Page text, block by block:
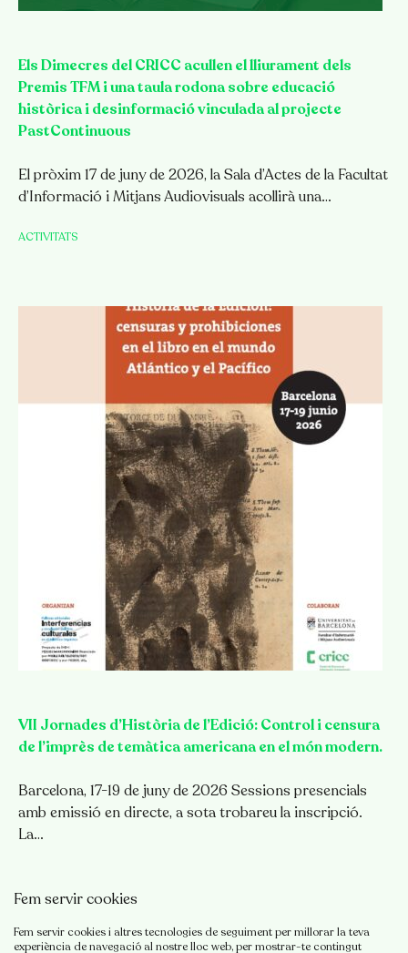
Fem servir cookies
Fem servir cookies i altres tecnologies de seguiment per millorar la teva
experiència de navegació al nostre lloc web, per mostrar-te contingut
Els Dimecres del CRICC acullen el lliurament dels
Premis TFM i una taula rodona sobre educació
històrica i desinformació vinculada al projecte
PastContinuous
El pròxim 17 de juny de 2026, la Sala d’Actes de la Facultat
d’Informació i Mitjans Audiovisuals acollirà una…
ACTIVITATS
VII Jornades d’Història de l’Edició: Control i censura
de l’imprès de temàtica americana en el món modern.
Barcelona, 17-19 de juny de 2026 Sessions presencials
amb emissió en directe, a sota trobareu la inscripció.
La…